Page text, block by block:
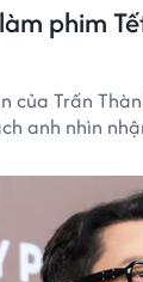
phim
của Trấn
anh nhìn